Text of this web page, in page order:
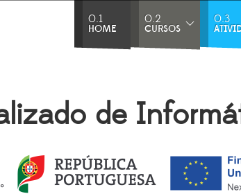
0.1
HOME
0.2
CURSOS
0.3
de